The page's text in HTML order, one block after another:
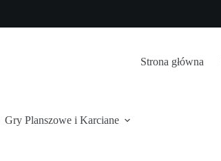
Strona główna
Gry Planszowe i Karciane